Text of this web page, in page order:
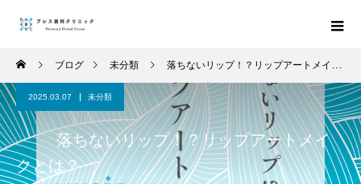
ブログ 未分類 落ちないリップ！？リップアートメイクとは？
2025.03.07 未分類
落ちないリップ！？リップアートメイ
クとは？